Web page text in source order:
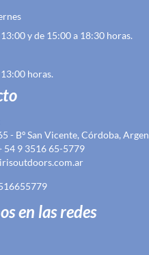
y de 15:00 a 18:30 horas.
horas.
- Bº San Vicente, Córdoba,
54 9 3516 65-5779
en las redes